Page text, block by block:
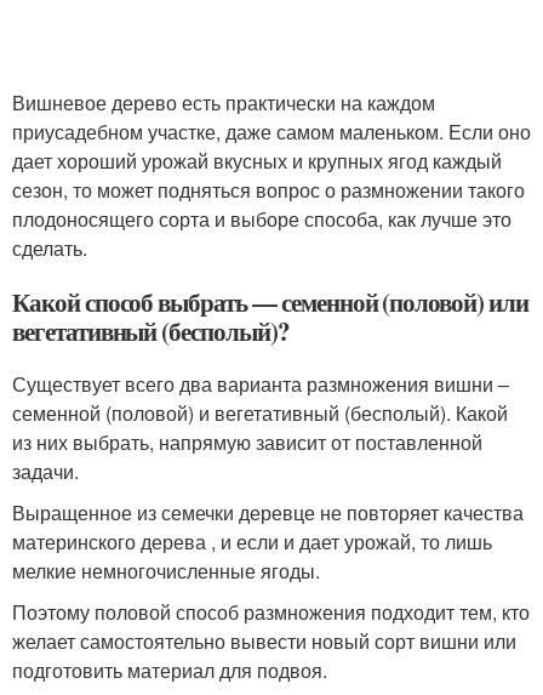
Вишневое дерево есть практически на каждом
приусадебном участке, даже самом маленьком. Если оно
дает хороший урожай вкусных и крупных ягод каждый
сезон, то может подняться вопрос о размножении такого
плодоносящего сорта и выборе способа, как лучше это
сделать.
Какой способ выбрать — семенной (половой) или
вегетативный (бесполый)?
Существует всего два варианта размножения вишни –
семенной (половой) и вегетативный (бесполый). Какой
из них выбрать, напрямую зависит от поставленной
задачи.
Выращенное из семечки деревце не повторяет качества
материнского дерева , и если и дает урожай, то лишь
мелкие немногочисленные ягоды.
Поэтому половой способ размножения подходит тем, кто
желает самостоятельно вывести новый сорт вишни или
подготовить материал для подвоя.